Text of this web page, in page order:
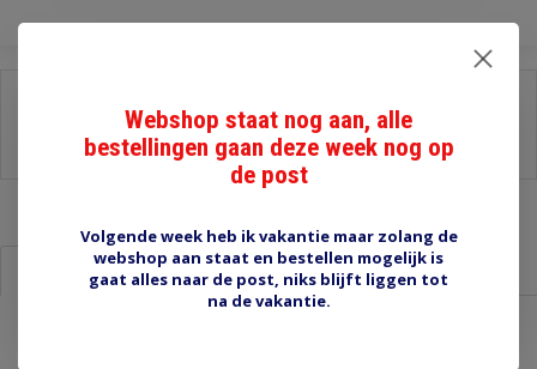
Stel een vraag over dit product
Afdrukken
Informatie Reviews (0)
Webshop staat nog aan, alle
bestellingen gaan deze week nog op
de post
Volgende week heb ik vakantie maar zolang de
webshop aan staat en bestellen mogelijk is
gaat alles naar de post, niks blijft liggen tot
na de vakantie.